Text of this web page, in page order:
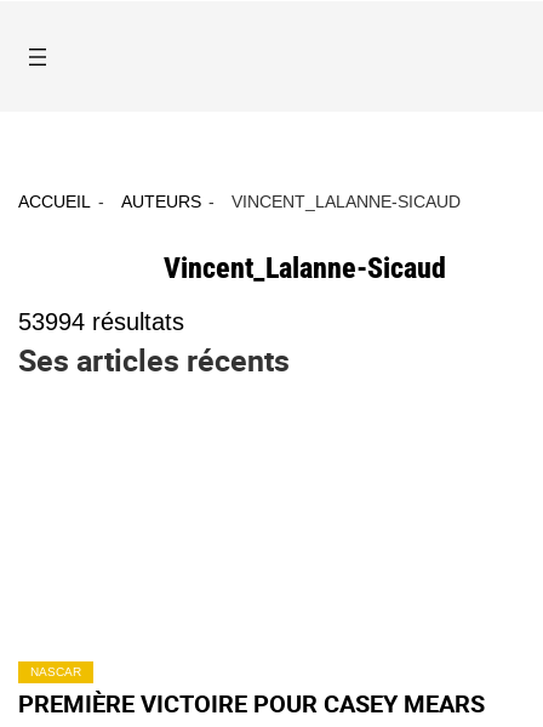
ACCUEIL AUTEURS VINCENT_LALANNE-SICAUD
Vincent_Lalanne-Sicaud
53994 résultats
Ses articles récents
NASCAR
PREMIÈRE VICTOIRE POUR CASEY MEARS